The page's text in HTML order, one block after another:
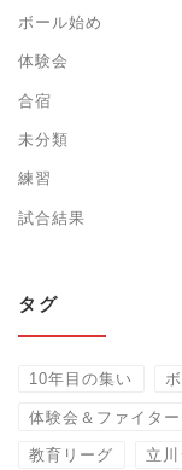
ボール始め
体験会
合宿
未分類
練習
試合結果
タグ
10年目の集い
体験会＆ファイター
教育リーグ 立